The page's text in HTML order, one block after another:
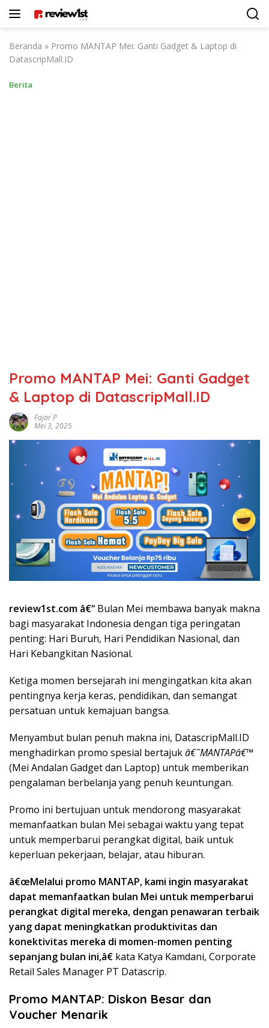
Beranda » Promo MANTAP Mei: Ganti Gadget & Laptop di
DatascripMall.ID
Berita
Promo MANTAP Mei: Ganti Gadget
& Laptop di DatascripMall.ID
Fajar P
Mei 3, 2025
review1st.com â€“ Bulan Mei membawa banyak makna
bagi masyarakat Indonesia dengan tiga peringatan
penting: Hari Buruh, Hari Pendidikan Nasional, dan
Hari Kebangkitan Nasional.
Ketiga momen bersejarah ini mengingatkan kita akan
pentingnya kerja keras, pendidikan, dan semangat
persatuan untuk kemajuan bangsa.
Menyambut bulan penuh makna ini, DatascripMall.ID
menghadirkan promo spesial bertajukâ€˜MANTAPâ€™
(Mei Andalan Gadget dan Laptop) untuk memberikan
pengalaman berbelanja yang penuh keuntungan.
Promo ini bertujuan untuk mendorong masyarakat
memanfaatkan bulan Mei sebagai waktu yang tepat
untuk memperbarui perangkat digital, baik untuk
keperluan pekerjaan, belajar, atau hiburan.
â€œMelalui promo MANTAP, kami ingin masyarakat
dapat memanfaatkan bulan Mei untuk memperbarui
perangkat digital mereka, dengan penawaran terbaik
yang dapat meningkatkan produktivitas dan
konektivitas mereka di momen-momen penting
sepanjang bulan ini,â€ kata Katya Kamdani, Corporate
Retail Sales Manager PT Datascrip.
Promo MANTAP: Diskon Besar dan
Voucher Menarik